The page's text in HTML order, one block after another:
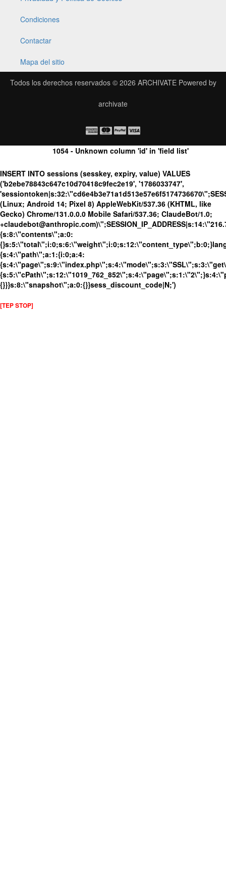
Condiciones
Contactar
Mapa del sitio
Todos los derechos reservados © 2026 ARCHIVATEPowered by
archivate
1054 - Unknown column 'id' in 'field list'
INSERT INTO sessions (sesskey, expiry, value) VALUES
('b2ebe78843c647c10d70418c9fec2e19', '1786033747',
(Linux; Android 14; Pixel 8) AppleWebKit/537.36 (KHTML, like
Gecko) Chrome/131.0.0.0 Mobile Safari/537.36; ClaudeBot/1.0;
{s:8:\"contents\";a:0:
{s:4:\"path\";a:1:{i:0;a:4:
{}}}s:8:\"snapshot\";a:0:{}}sess_discount_code|N;')
[TEP STOP]